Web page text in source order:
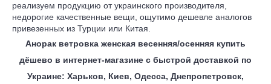
реализуем продукцию от украинского производителя,
недорогие качественные вещи, ощутимо дешевле аналогов
привезенных из Турции или Китая.
Анорак ветровка женская весенняя/осенняя купить
дёшево в интернет-магазине с быстрой доставкой по
Украине: Харьков, Киев, Одесса, Днепропетровск,